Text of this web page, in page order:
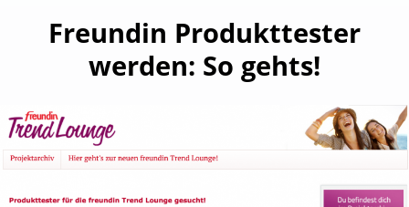
Freundin Produkttester
werden: So gehts!